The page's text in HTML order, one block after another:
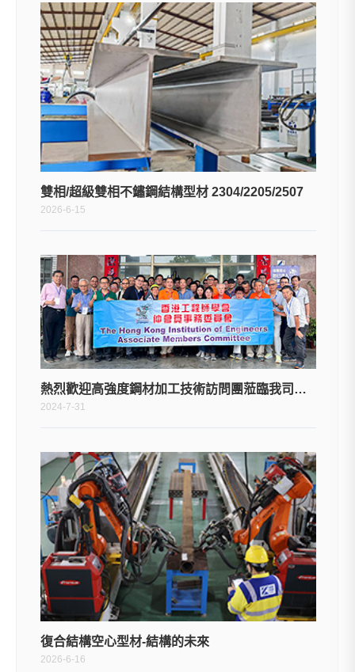
雙相/超級雙相不鏽鋼結構型材 2304/2205/2507
2026-6-15
熱烈歡迎高強度鋼材加工技術訪問團蒞臨我司參觀交流
2024-7-31
復合結構空心型材-結構的未來
2026-6-16